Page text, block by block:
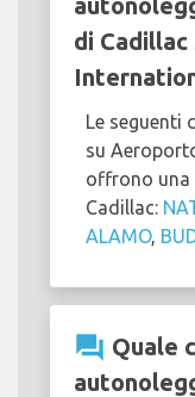
di
Le seguenti
su
offrono una
Cadillac:
ALAMO,
question_answer Quale